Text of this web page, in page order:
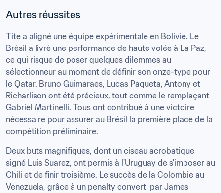
Autres réussites
Tite a aligné une équipe expérimentale en Bolivie. Le
Brésil a livré une performance de haute volée à La Paz,
ce qui risque de poser quelques dilemmes au
sélectionneur au moment de définir son onze-type pour
le Qatar. Bruno Guimaraes, Lucas Paqueta, Antony et
Richarlison ont été précieux, tout comme le remplaçant
Gabriel Martinelli. Tous ont contribué à une victoire
nécessaire pour assurer au Brésil la première place de la
Deux buts magnifiques, dont un ciseau acrobatique
signé Luis Suarez, ont permis à l'Uruguay de s'imposer au
Chili et de finir troisième. Le succès de la Colombie au
Venezuela, grâce à un penalty converti par James